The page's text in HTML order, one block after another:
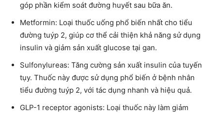
góp phần kiểm soát đường huyết sau bữa ăn.
Metformin: Loại thuốc uống phổ biến nhất cho tiểu
đường tuýp 2, giúp cơ thể cải thiện khả năng sử dụng
insulin và giảm sản xuất glucose tại gan.
Sulfonylureas: Tăng cường sản xuất insulin của tuyến
tụy. Thuốc này được sử dụng phổ biến ở bệnh nhân
tiểu đường tuýp 2, với tác dụng nhanh và hiệu quả.
GLP-1 receptor agonists: Loại thuốc này làm giảm